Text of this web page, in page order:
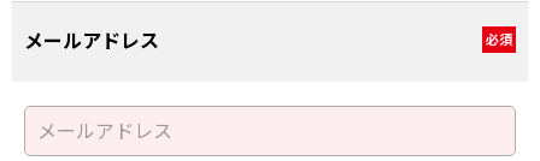
メールアドレス 必須